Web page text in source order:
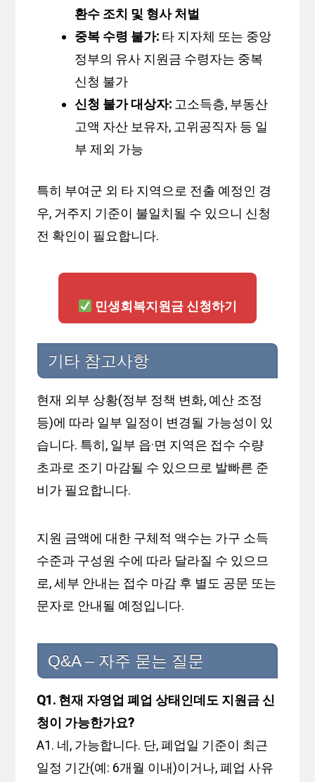
환수 조치 및 형사 처벌
중복 수령 불가: 타 지자체 또는 중앙
정부의 유사 지원금 수령자는 중복
신청 불가
신청 불가 대상자: 고소득층, 부동산
고액 자산 보유자, 고위공직자 등 일
부 제외 가능
특히 부여군 외 타 지역으로 전출 예정인 경
우, 거주지 기준이 불일치될 수 있으니 신청
전 확인이 필요합니다.
민생회복지원금 신청하기
기타 참고사항
현재 외부 상황(정부 정책 변화, 예산 조정
등)에 따라 일부 일정이 변경될 가능성이 있
습니다. 특히, 일부 읍·면 지역은 접수 수량
초과로 조기 마감될 수 있으므로 발빠른 준
비가 필요합니다.
지원 금액에 대한 구체적 액수는 가구 소득
수준과 구성원 수에 따라 달라질 수 있으므
로, 세부 안내는 접수 마감 후 별도 공문 또는
문자로 안내될 예정입니다.
Q&A – 자주 묻는 질문
Q1. 현재 자영업 폐업 상태인데도 지원금 신
청이 가능한가요?
A1. 네, 가능합니다. 단, 폐업일 기준이 최근
일정 기간(예: 6개월 이내)이거나, 폐업 사유